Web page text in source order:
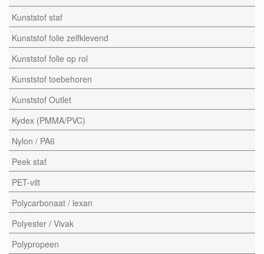
Kunststof staf
Kunststof folie zelfklevend
Kunststof folie op rol
Kunststof toebehoren
Kunststof Outlet
Kydex (PMMA/PVC)
Nylon / PA6
Peek staf
PET-vilt
Polycarbonaat / lexan
Polyester / Vivak
Polypropeen